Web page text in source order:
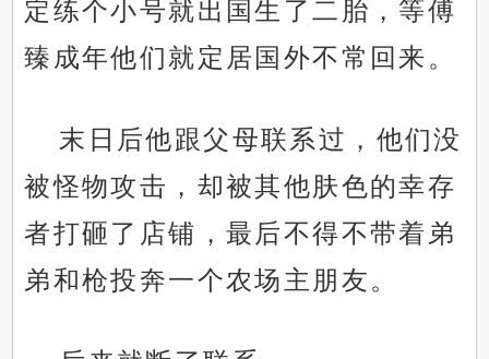
定练个小号就出国生了二胎，等傅
臻成年他们就定居国外不常回来。
末日后他跟父母联系过，他们没
被怪物攻击，却被其他肤色的幸存
者打砸了店铺，最后不得不带着弟
弟和枪投奔一个农场主朋友。